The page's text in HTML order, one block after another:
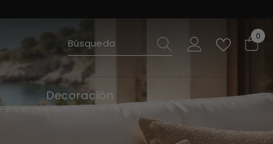
0
0
item
Decoración